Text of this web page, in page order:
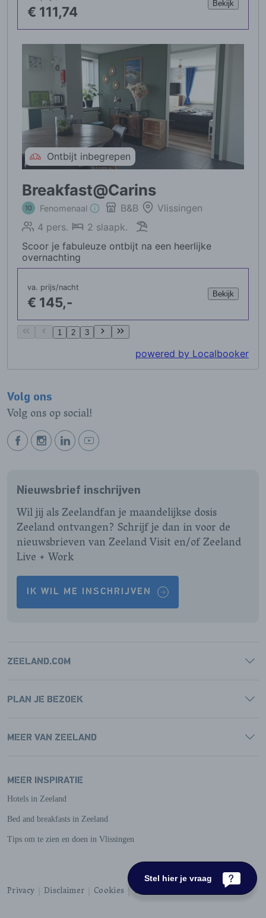
Volg ons
Volg ons op social!
BEKIJK
PAGINA
BEKIJK
PAGINA
BEKIJK
PAGINA
BEKIJK
PAGINA
Nieuwsbrief inschrijven
Wil jij als Zeelandfan je maandelijkse dosis
Zeeland ontvangen? Schrijf je dan in voor de
nieuwsbrieven van Zeeland Visit en/of Zeeland
Live + Work
IK WIL ME INSCHRIJVEN
ZEELAND.COM
PLAN JE BEZOEK
MEER VAN ZEELAND
MEER INSPIRATIE
Hotels in Zeeland
Bed and breakfasts in Zeeland
Tips om te zien en doen in Vlissingen
Privacy Disclaimer Cookies Toegankelijkheid
Stel hier je vraag